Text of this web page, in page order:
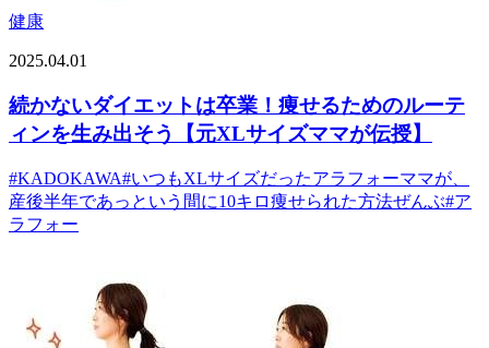
健康
2025.04.01
続かないダイエットは卒業！痩せるためのルーテ
ィンを生み出そう【元XLサイズママが伝授】
#KADOKAWA#いつもXLサイズだったアラフォーママが、
産後半年であっという間に10キロ痩せられた方法ぜんぶ#ア
ラフォー